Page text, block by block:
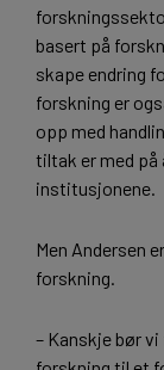
basert på
skape endring
forskning er
opp med
tiltak er med på
institusjonene.
Men Andersen
forskning.
– Kanskje bør